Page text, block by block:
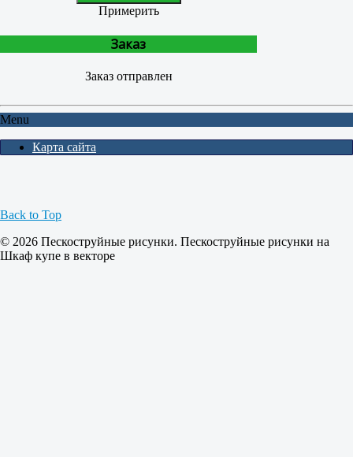
Примерить
Заказ
Заказ отправлен
Menu
Карта сайта
Back to Top
© 2026 Пескоструйные рисунки. Пескоструйные рисунки на
Шкаф купе в векторе